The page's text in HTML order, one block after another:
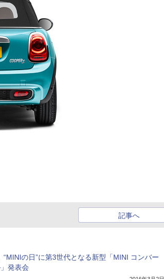
記事へ
“MINIの日”に第3世代となる新型「MINI コンバー
発表会